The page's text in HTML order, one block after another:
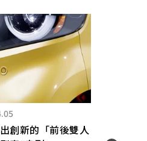
雷克薩斯全新「最頂級豪華